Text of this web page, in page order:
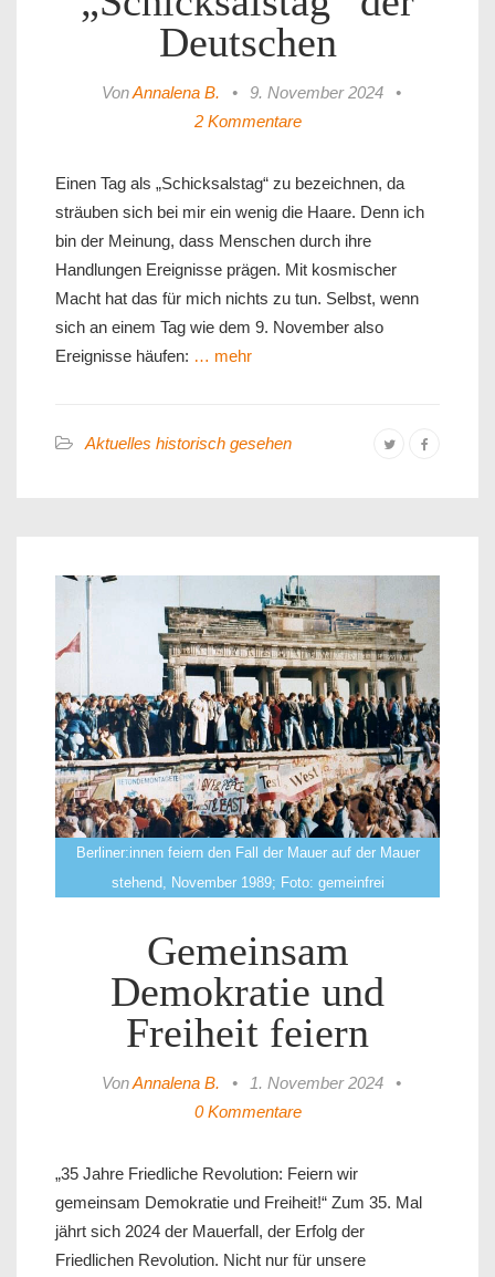
Deutschen
VonAnnalena B. • 9. November 2024
•
2 Kommentare
Einen Tag als „Schicksalstag“ zu bezeichnen, da
sträuben sich bei mir ein wenig die Haare. Denn ich
bin der Meinung, dass Menschen durch ihre
Handlungen Ereignisse prägen. Mit kosmischer
Macht hat das für mich nichts zu tun. Selbst, wenn
sich an einem Tag wie dem 9. November also
Ereignisse häufen: … mehr
Aktuelles historisch gesehen
Berliner:innen feiern den Fall der Mauer auf der Mauer
stehend, November 1989; Foto: gemeinfrei
Gemeinsam
Demokratie und
Freiheit feiern
VonAnnalena B. • 1. November 2024
•
0 Kommentare
„35 Jahre Friedliche Revolution: Feiern wir
gemeinsam Demokratie und Freiheit!“ Zum 35. Mal
jährt sich 2024 der Mauerfall, der Erfolg der
Friedlichen Revolution. Nicht nur für unsere